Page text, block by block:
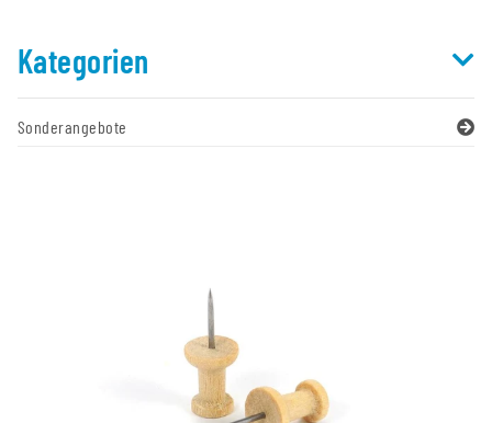
Kategorien
Sonderangebote